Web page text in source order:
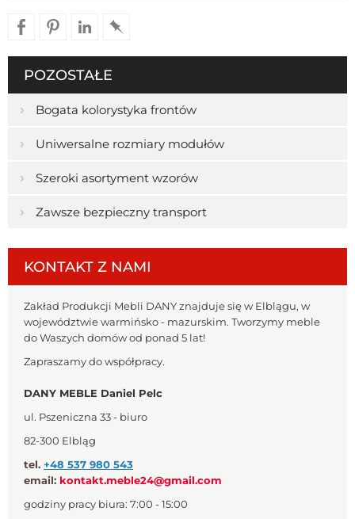
POZOSTAŁE
› Bogata kolorystyka frontów
› Uniwersalne rozmiary modułów
› Szeroki asortyment wzorów
› Zawsze bezpieczny transport
KONTAKT Z NAMI
Zakład Produkcji Mebli DANY znajduje się w Elblągu, w
województwie warmińsko - mazurskim. Tworzymy meble
do Waszych domów od ponad 5 lat!
Zapraszamy do współpracy.
DANY MEBLE Daniel Pelc
ul. Pszeniczna 33 - biuro
82-300 Elbląg
tel. +48 537 980 543
email: kontakt.meble24@gmail.com
godziny pracy biura: 7:00 - 15:00